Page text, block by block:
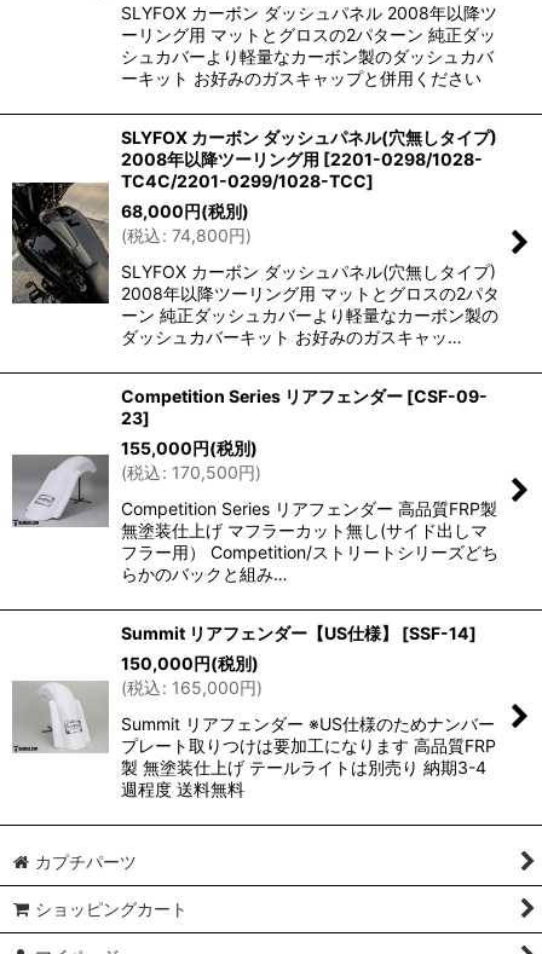
SLYFOX カーボン ダッシュパネル 2008年以降ツ
ーリング用 マットとグロスの2パターン 純正ダッ
シュカバーより軽量なカーボン製のダッシュカバ
ーキット お好みのガスキャップと併用ください
SLYFOX カーボン ダッシュパネル(穴無しタイプ)
2008年以降ツーリング用 [2201-0298/1028-
TC4C/2201-0299/1028-TCC]
68,000円(税別)
(税込: 74,800円)
SLYFOX カーボン ダッシュパネル(穴無しタイプ)
2008年以降ツーリング用 マットとグロスの2パタ
ーン 純正ダッシュカバーより軽量なカーボン製の
ダッシュカバーキット お好みのガスキャッ…
Competition Series リアフェンダー [CSF-09-
23]
155,000円(税別)
(税込: 170,500円)
Competition Series リアフェンダー 高品質FRP製
無塗装仕上げ マフラーカット無し(サイド出しマ
フラー用） Competition/ストリートシリーズどち
らかのバックと組み…
Summit リアフェンダー【US仕様】 [SSF-14]
150,000円(税別)
(税込: 165,000円)
Summit リアフェンダー ※US仕様のためナンバー
プレート取りつけは要加工になります 高品質FRP
製 無塗装仕上げ テールライトは別売り 納期3-4
週程度 送料無料
カプチパーツ
ショッピングカート